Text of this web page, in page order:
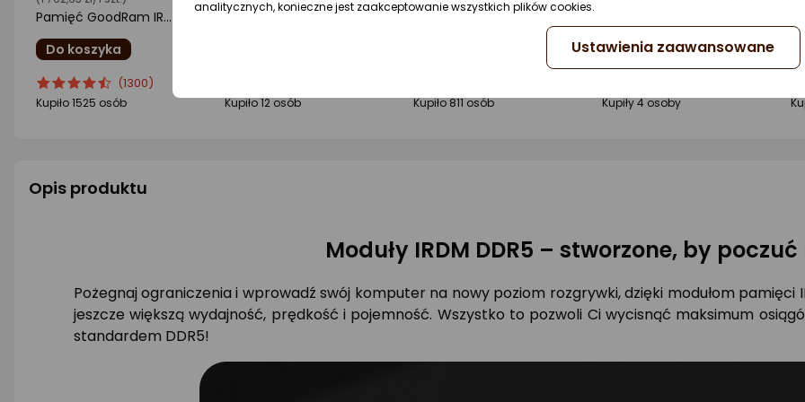
Pamięć GoodRam IRDM, DDR5, 32 GB, 6000MHz, CL30 (IR-6000D564L30S/32GDC)
Do koszyka
ocena
produktu
Ocena
produktu
(1300)
Kupiło 1525 osób
produktu
produktu
Kupiło 12 osób
produktu
produktu
Kupiło 811 osób
Do koszyka
produktu
produktu
Kupiły 4 osoby
Opis produktu
Moduły IRDM DDR5 – stworzone, by
Pożegnaj ograniczenia i wprowadź swój komputer na nowy poziom rozgrywki, dzięki modułom pamięci
jeszcze większą wydajność, prędkość i pojemność. Wszystko to pozwoli Ci wycisnąć maksimum
standardem DDR5!
analitycznych, konieczne jest zaakceptowanie wszystkich plików cookies.
Ustawienia zaawansowane